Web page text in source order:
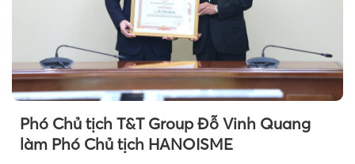
Phó Chủ tịch T&T Group Đỗ Vinh Quang
làm Phó Chủ tịch HANOISME